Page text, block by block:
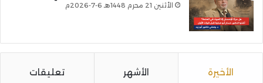
الأثنين 21 محرم 1448هـ 6-7-2026م
الأخيرة الأشهر تعليقات